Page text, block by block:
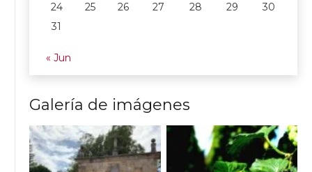
24
25 26 27 28 29
30
31
« Jun
Galería de imágenes